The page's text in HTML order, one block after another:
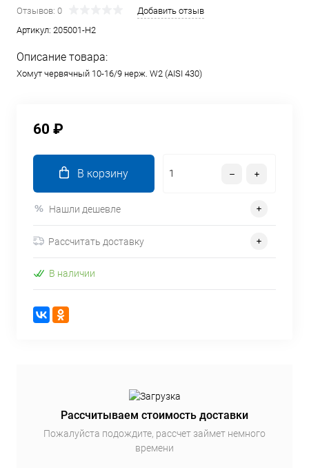
Отзывов: 0
Добавить отзыв
Артикул: 205001-H2
Описание товара:
Хомут червячный 10-16/9 нерж. W2 (AISI 430)
60 ₽
В корзину
Нашли дешевле
Рассчитать доставку
В наличии
Рассчитываем стоимость доставки
Пожалуйста подождите, рассчет займет немного
времени